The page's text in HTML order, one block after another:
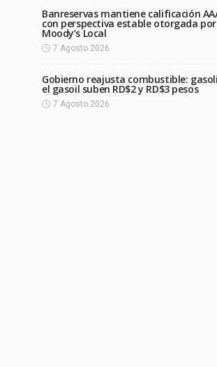
Banreservas mantiene calificación
con perspectiva estable otorgada por
Moody’s Local
7 Agosto 2026
Gobierno reajusta combustible:
el gasoil suben RD$2 y RD$3 pesos
7 Agosto 2026